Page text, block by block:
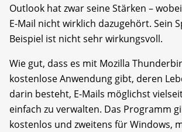
Outlook hat zwar seine Stärken –
E-Mail nicht wirklich dazugehört. Sein
Beispiel ist nicht sehr wirkungsvoll.
Wie gut, dass es mit Mozilla
kostenlose Anwendung gibt, deren
darin besteht, E-Mails möglichst
einfach zu verwalten. Das Programm
kostenlos und zweitens für Windows,